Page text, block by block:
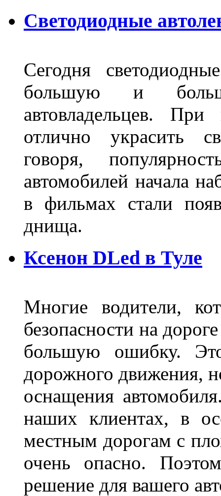
Светодиодные
Сегодня
большую и
автовладельцев.
отлично украсить
говоря,
автомобилей начала
в фильмах стали
днища.
Ксенон DLed в Туле
Многие водители,
безопасности на
большую ошибку.
дорожного движения,
оснащения
наших клиентах, в
местным дорогам с
очень опасно.
решение для вашего